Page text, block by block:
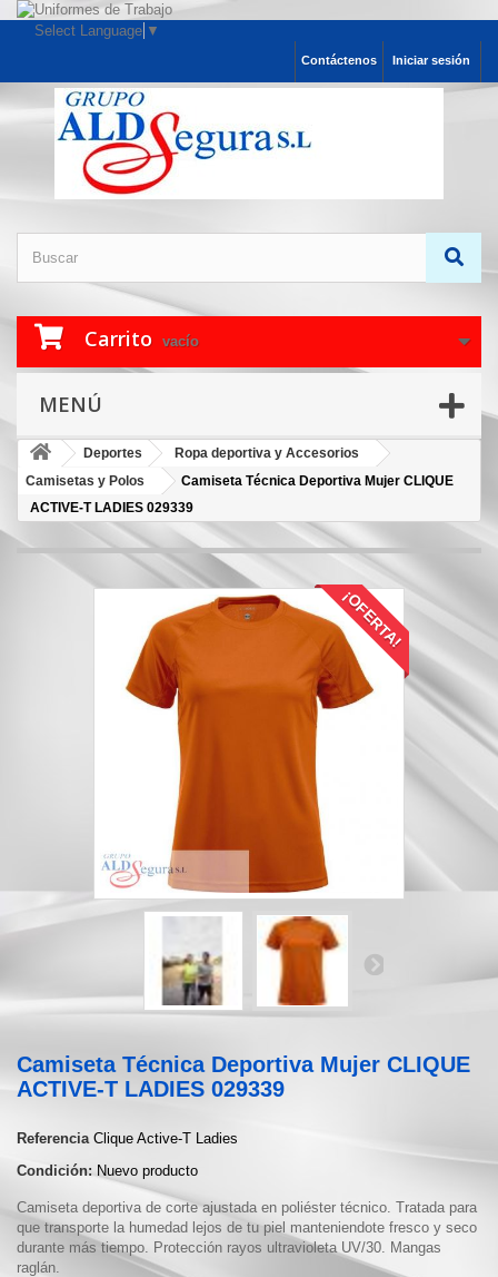
Select Language ▼
Iniciar sesión
Contáctenos
Carrito vacío
MENÚ
Deportes
Ropa deportiva y Accesorios
Camisetas y Polos
Camiseta Técnica Deportiva Mujer CLIQUE
ACTIVE-T LADIES 029339
¡OFERTA!
Camiseta Técnica Deportiva Mujer CLIQUE
ACTIVE-T LADIES 029339
Referencia Clique Active-T Ladies
Condición: Nuevo producto
Camiseta deportiva de corte ajustada en poliéster técnico. Tratada para
que transporte la humedad lejos de tu piel manteniendote fresco y seco
durante más tiempo. Protección rayos ultravioleta UV/30. Mangas
raglán.